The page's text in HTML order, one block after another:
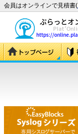
会員はオンラインで見積書(